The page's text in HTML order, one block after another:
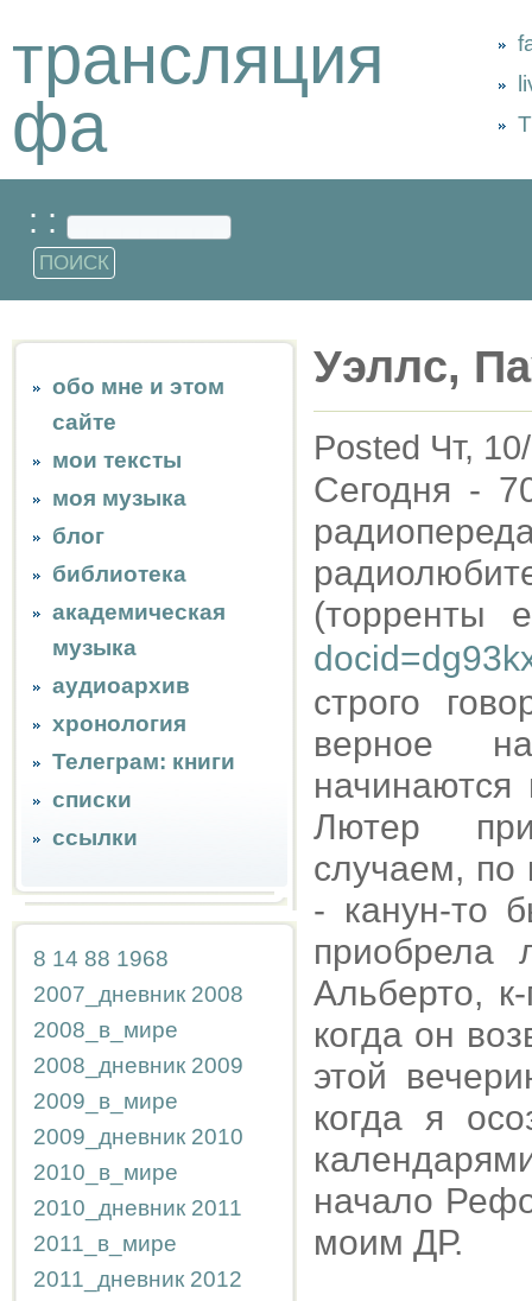
трансляция
фа
: :
обо мне и этом
сайте
мои тексты
моя музыка
блог
библиотека
академическая
музыка
аудиоархив
хронология
Телеграм: книги
списки
ссылки
8 14 88 1968
2007_дневник 2008
2008_в_мире
2008_дневник 2009
2009_в_мире
2009_дневник 2010
2010_в_мире
2010_дневник 2011
2011_в_мире
2011_дневник 2012
Уэллс,
Posted Чт,
Сегодня -
(торренты
строго
верное
Лютер
случаем, по
- канун-то
приобрела
Альберто,
когда он
этой
когда я
начало
моим ДР.